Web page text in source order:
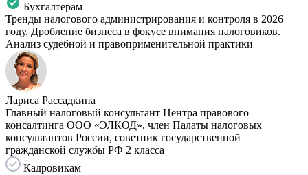
Бухгалтерам
Тренды налогового администрирования и контроля в 2026
году. Дробление бизнеса в фокусе внимания налоговиков.
Анализ судебной и правоприменительной практики
Лариса Рассадкина
Главный налоговый консультант Центра правового
консалтинга ООО «ЭЛКОД», член Палаты налоговых
консультантов России, советник государственной
гражданской службы РФ 2 класса
Кадровикам